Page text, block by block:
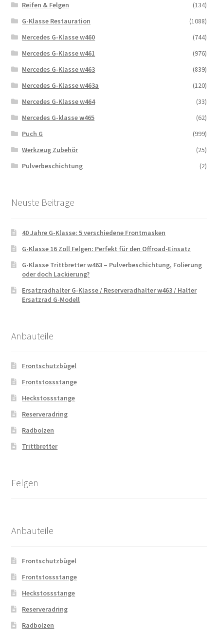
Reifen & Felgen
(134)
G-Klasse Restauration
(1088)
Mercedes G-Klasse w460
(744)
Mercedes G-Klasse w461
(976)
Mercedes G-Klasse w463
(839)
Mercedes G-Klasse w463a
(120)
Mercedes G-Klasse w464
(33)
Mercedes G-klasse w465
(62)
Puch G
(999)
Werkzeug Zubehör
(25)
Pulverbeschichtung
(2)
Neuste Beitrage
40 Jahre G-Klasse: 5 verschiedene Frontmasken
G-Klasse 16 Zoll Felgen: Perfekt für den Offroad-Einsatz
G-Klasse Trittbretter w463 – Pulverbeschichtung, Folierung
oder doch Lackierung?
Ersatzradhalter G-Klasse / Reserveradhalter w463 / Halter
Ersatzrad G-Modell
Anbauteile
Frontschutzbügel
Frontstossstange
Heckstossstange
Reserveradring
Radbolzen
Trittbretter
Felgen
Anbauteile
Frontschutzbügel
Frontstossstange
Heckstossstange
Reserveradring
Radbolzen